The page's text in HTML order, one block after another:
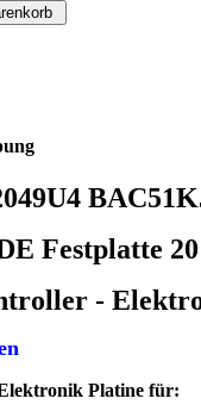
Festplatte
-
Platine für: